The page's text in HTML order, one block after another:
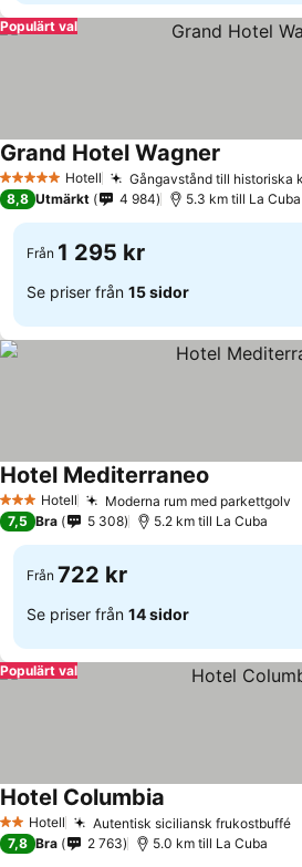
Populärt val
5 Stjärnor Hotell Gångavstånd till historiska
Grand Hotel Wagner
8,8 Utmärkt 4 984 5.3 km till La Cuba
Från 1 295 kr
Se priser från 15 sidor
3 StjärnorHotell Moderna rum med parkettgolv
Hotel Mediterraneo
7,5 Bra 5 308 5.2 km till La Cuba
Från 722 kr
Se priser från 14 sidor
Populärt val
2 Stjärnor
Hotell Autentisk siciliansk frukostbuffé
Hotel Columbia
7,8 Bra 2 763 5.0 km till La Cuba